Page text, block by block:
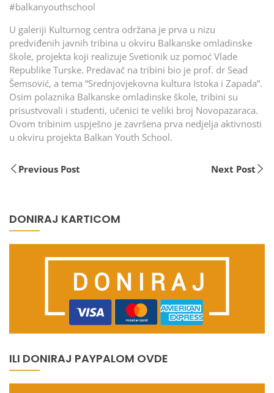
#balkanyouthschool
U galeriji Kulturnog centra održana je prva u nizu
predviđenih javnih tribina u okviru Balkanske omladinske
škole, projekta koji realizuje Svetionik uz pomoć Vlade
Republike Turske. Predavač na tribini bio je prof. dr Sead
Šemsović, a tema “Srednjovjekovna kultura Istoka i Zapada”.
Osim polaznika Balkanske omladinske škole, tribini su
prisustvovali i studenti, učenici te veliki broj Novopazaraca.
Ovom tribinim uspješno je završena prva nedjelja aktivnosti
u okviru projekta Balkan Youth School.
Previous Post Next Post
DONIRAJ KARTICOM
ILI DONIRAJ PAYPALOM OVDE